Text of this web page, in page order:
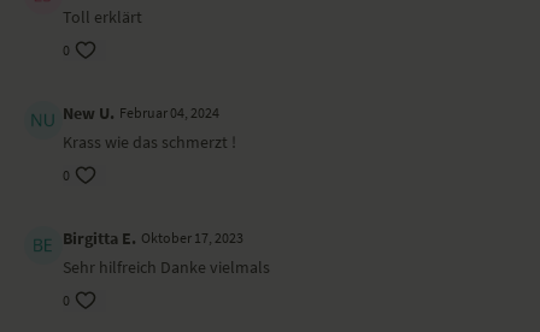
Toll erklärt
0
New U. Februar 04, 2024
Krass wie das schmerzt !
0
Birgitta E. Oktober 17, 2023
Sehr hilfreich Danke vielmals
0